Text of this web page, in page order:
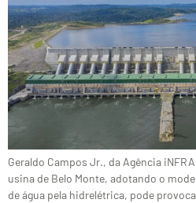
Geraldo Campos Jr., da Agência
usina de Belo Monte, adotando o
de água pela hidrelétrica, pode